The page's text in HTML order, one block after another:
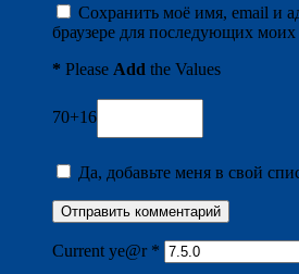
Сохранить моё имя, email и
браузере для последующих
* Please Add the Values
70+16
Да, добавьте меня в свой
Current ye@r *